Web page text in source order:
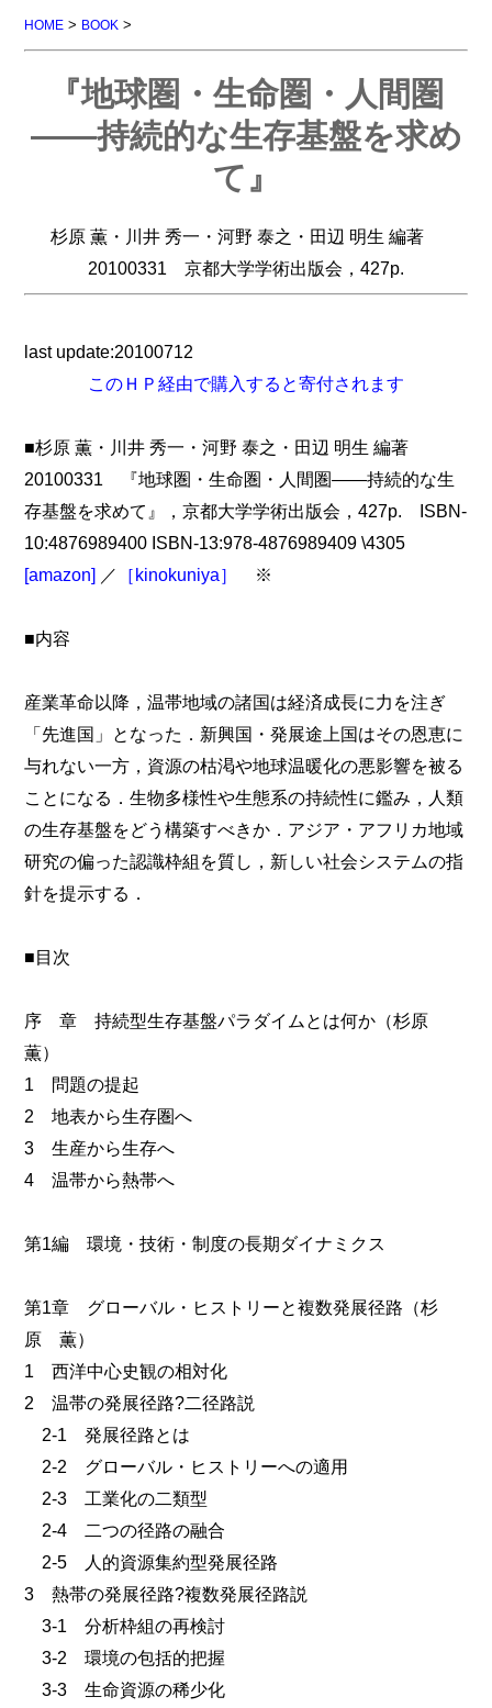
HOME > BOOK >
『地球圏・生命圏・人間圏
――持続的な生存基盤を求め
て』
杉原 薫・川井 秀一・河野 泰之・田辺 明生 編著
20100331 京都大学学術出版会，427p.
last update:20100712
このＨＰ経由で購入すると寄付されます
■杉原 薫・川井 秀一・河野 泰之・田辺 明生 編著
20100331 『地球圏・生命圏・人間圏――持続的な生
存基盤を求めて』，京都大学学術出版会，427p. ISBN-
10:4876989400 ISBN-13:978-4876989409 \4305
[amazon] ／ ［kinokuniya］ ※
■内容
産業革命以降，温帯地域の諸国は経済成長に力を注ぎ
「先進国」となった．新興国・発展途上国はその恩恵に
与れない一方，資源の枯渇や地球温暖化の悪影響を被る
ことになる．生物多様性や生態系の持続性に鑑み，人類
の生存基盤をどう構築すべきか．アジア・アフリカ地域
研究の偏った認識枠組を質し，新しい社会システムの指
針を提示する．
■目次
序 章 持続型生存基盤パラダイムとは何か（杉原
薫）
1 問題の提起
2 地表から生存圏へ
3 生産から生存へ
4 温帯から熱帯へ
第1編 環境・技術・制度の長期ダイナミクス
第1章 グローバル・ヒストリーと複数発展径路（杉
原 薫）
1 西洋中心史観の相対化
2 温帯の発展径路?二径路説
2-1 発展径路とは
2-2 グローバル・ヒストリーへの適用
2-3 工業化の二類型
2-4 二つの径路の融合
2-5 人的資源集約型発展径路
3 熱帯の発展径路?複数発展径路説
3-1 分析枠組の再検討
3-2 環境の包括的把握
3-3 生命資源の稀少化